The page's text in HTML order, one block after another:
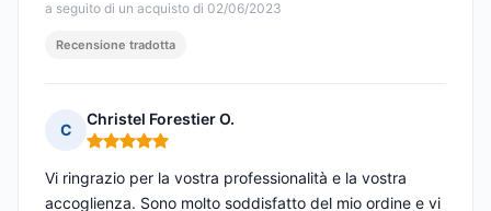
a seguito di un acquisto di 02/06/2023
Recensione tradotta
C
Christel Forestier O.
Nota: 5 su 5
Vi ringrazio per la vostra professionalità e la vostra
accoglienza. Sono molto soddisfatto del mio ordine e vi